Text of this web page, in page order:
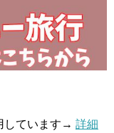
しています→ 詳細